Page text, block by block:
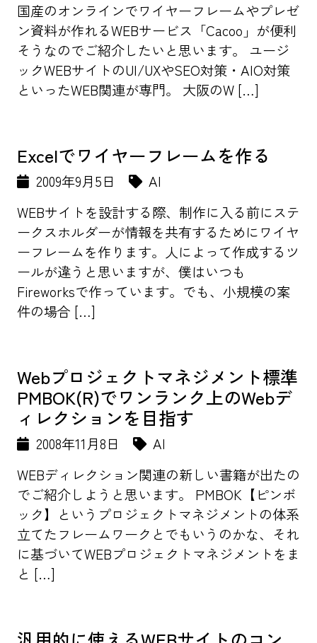
国産のオンラインでワイヤーフレームやプレゼ
ン資料が作れるWEBサービス「Cacoo」が便利
そうなのでご紹介したいと思います。 ユージ
ックWEBサイトのUI/UXやSEO対策・AIO対策
といったWEB関連が専門。 大阪のW […]
Excelでワイヤーフレームを作る
2009年9月5日
AI
WEBサイトを設計する際、制作に入る前にステ
ークスホルダーが情報を共有するためにワイヤ
ーフレームを作ります。人によって作成するツ
ールが違うと思いますが、僕はいつも
Fireworksで作っています。でも、小規模の案
件の場合 […]
Webプロジェクトマネジメント標準
PMBOK(R)でワンランク上のWebデ
ィレクションを目指す
2008年11月8日
AI
WEBディレクション関連の新しい書籍が出たの
でご紹介しようと思います。 PMBOK【ピンボ
ック】というプロジェクトマネジメントの体系
立てたフレームワークとでもいうのかな、それ
に基づいてWEBプロジェクトマネジメントをま
と […]